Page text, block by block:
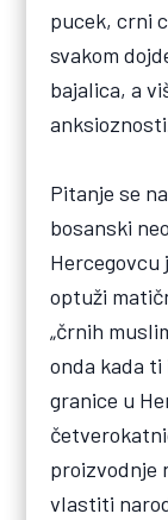
pucek, crni
svakom
bajalica, a
Pitanje se
bosanski
Hercegovcu
optuži
„črnih
onda kada
granice u
proizvodnje
vlastiti